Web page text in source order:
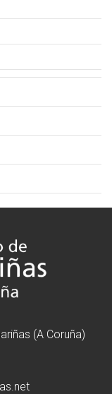
(A Coruña)